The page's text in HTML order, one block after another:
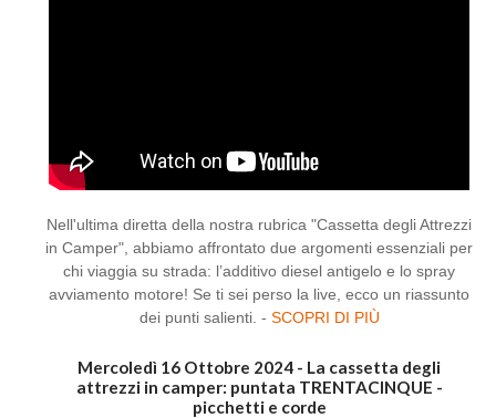
Nell'ultima diretta della nostra rubrica "Cassetta degli Attrezzi
in Camper", abbiamo affrontato due argomenti essenziali per
chi viaggia su strada: l’additivo diesel antigelo e lo spray
avviamento motore! Se ti sei perso la live, ecco un riassunto
dei punti salienti. - SCOPRI DI PIÙ
Mercoledì 16 Ottobre 2024 - La cassetta degli
attrezzi in camper: puntata TRENTACINQUE -
picchetti e corde